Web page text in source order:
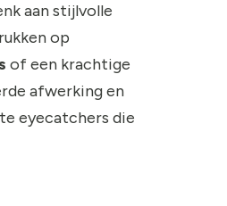
aan stijlvolle
op
of een krachtige
afwerking en
eyecatchers die